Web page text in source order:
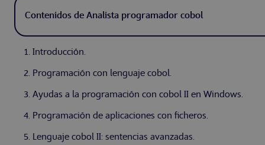
Contenidos de Analista programador cobol
1. Introducción.
2. Programación con lenguaje cobol.
3. Ayudas a la programación con cobol II en Windows.
4. Programación de aplicaciones con ficheros.
5. Lenguaje cobol II: sentencias avanzadas.